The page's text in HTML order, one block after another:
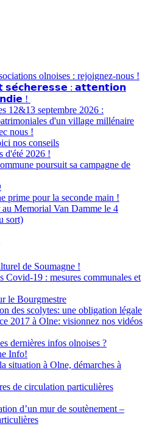
olnoises : rejoignez-nous !
𝘀𝗲́𝗰𝗵𝗲𝗿𝗲𝘀𝘀𝗲 : 𝗮𝘁𝘁𝗲𝗻𝘁𝗶𝗼𝗻
!
12&13 septembre 2026 :
d'un village millénaire
nous !
nos conseils
d'été 2026 !
poursuit sa campagne de
prime pour la seconde main !
Memorial Van Damme le 4
sort)
de Soumagne !
Covid-19 : mesures communales et
le Bourgmestre
des scolytes: une obligation légale
2017 à Olne: visionnez nos vidéos
dernières infos olnoises ?
Info!
situation à Olne, démarches à
de circulation particulières
d’un mur de soutènement –